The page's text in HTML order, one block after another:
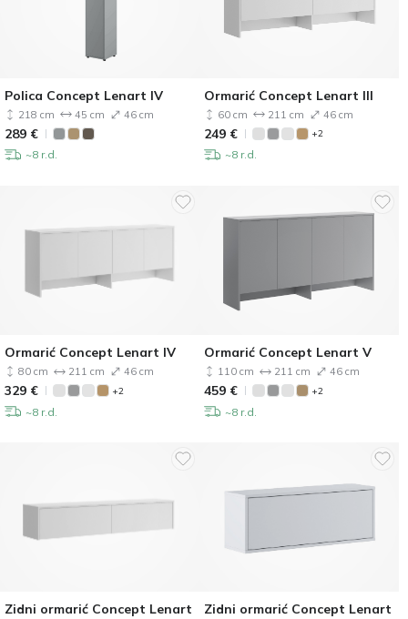
Polica Concept Lenart IV
218 cm 45 cm 46 cm
289 €
~8 r.d.
Ormarić Concept Lenart III
60 cm 211 cm 46 cm
249 € +2
~8 r.d.
Ormarić Concept Lenart IV
80 cm 211 cm 46 cm
329 € +2
~8 r.d.
Ormarić Concept Lenart V
110 cm 211 cm 46 cm
459 € +2
~8 r.d.
Zidni ormarić Concept Lenart
Zidni ormarić Concept Lenart